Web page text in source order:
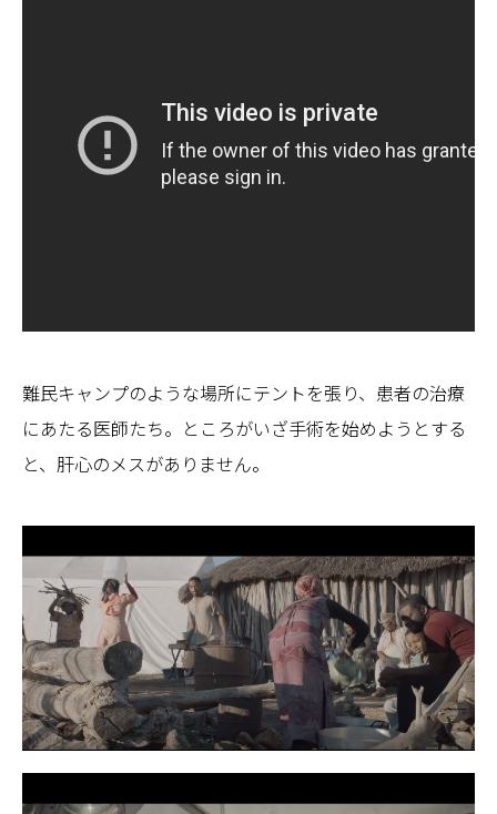
難民キャンプのような場所にテントを張り、患者の治療
にあたる医師たち。ところがいざ手術を始めようとする
と、肝心のメスがありません。